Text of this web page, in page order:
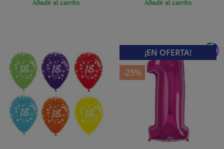
Añadir al carrito Añadir al carrito
add
¡EN OFERTA!
-25%